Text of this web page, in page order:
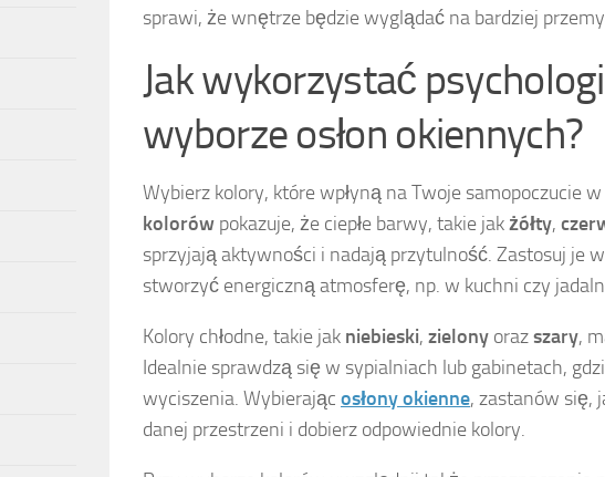
sprawi, że wnętrze będzie wyglądać na bardziej
Jak wykorzystać
wyborze osłon okiennych?
Wybierz kolory, które wpłyną na Twoje samopoczucie
kolorów pokazuje, że ciepłe barwy, takie jakżółty,
sprzyjają aktywności i nadają przytulność. Zastosuj je
stworzyć energiczną atmosferę, np. w kuchni czy
Kolory chłodne, takie jak niebieski, zielony orazszary,
Idealnie sprawdzą się w sypialniach lub gabinetach,
wyciszenia. Wybierając osłony okienne, zastanów się,
danej przestrzeni i dobierz odpowiednie kolory.